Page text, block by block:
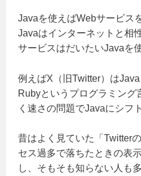
Javaを使えばWebサービス
Javaはインターネットと相
サービスはだいたいJavaを
例えばX（旧Twitter）は
Rubyというプログラミング
く速さの問題でJavaにシフ
昔はよく見ていた「Twitter
セス過多で落ちたときの表
し、そもそも知らない人も